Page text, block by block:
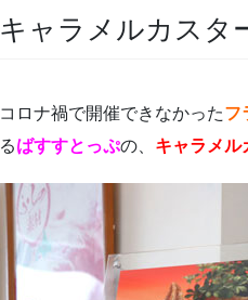
キャラメルカス
コロナ禍で開催できなかったフ
るばすすとっぷの、 キャラメル